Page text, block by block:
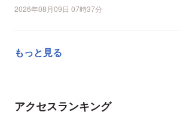
2026年08月09日 07時37分
もっと見る
アクセスランキング